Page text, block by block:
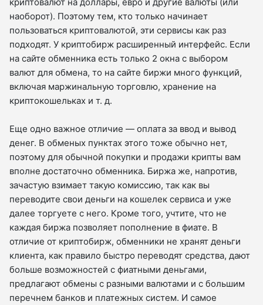
наоборот). Поэтому тем, кто только начинает
пользоваться криптовалютой, эти сервисы как раз
подходят. У криптобирж расширенный интерфейс. Если
на сайте обменника есть только 2 окна с выбором
валют для обмена, то на сайте биржи много функций,
включая маржинальную торговлю, хранение на
криптокошельках и т. д.
Еще одно важное отличие — оплата за ввод и вывод
денег. В обменых пунктах этого тоже обычно нет,
поэтому для обычной покупки и продажи крипты вам
вполне достаточно обменника. Биржа же, напротив,
зачастую взимает такую комиссию, так как вы
переводите свои деньги на кошелек сервиса и уже
далее торгуете с него. Кроме того, учтите, что не
каждая биржа позволяет пополнение в фиате. В
отличие от криптобирж, обменники не хранят деньги
клиента, как правило быстро переводят средства, дают
больше возможностей с фиатными деньгами,
предлагают обмены с разными валютами и с большим
перечнем банков и платежных систем. И самое